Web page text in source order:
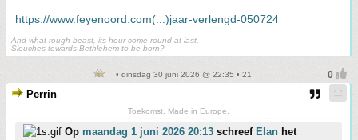
https://www.feyenoord.com(...)jaar-verlengd-050724
And what rough beast, its hour come round at last,
Slouches towards Bethlehem to be born?
• dinsdag 30 juni 2026 @ 22:35 • 21
Perrin
Toekomst. Made in Europe.
Op maandag 1 juni 2026 20:13 schreef Elan het